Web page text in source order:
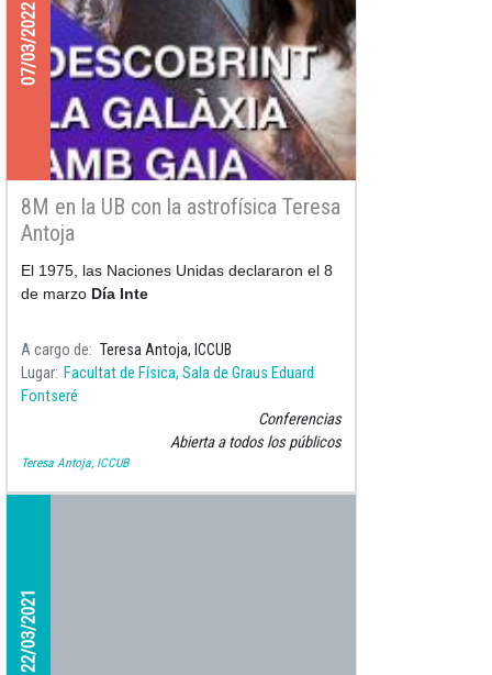
07/03/2022
8M en la UB con la astrofísica Teresa
Antoja
El 1975, las Naciones Unidas declararon el 8
de marzo Día Inte
A cargo de
Teresa Antoja, ICCUB
Lugar Facultat de Física, Sala de Graus Eduard
Fontseré
Conferencias
Abierta a todos los públicos
Teresa Antoja, ICCUB
22/03/2021